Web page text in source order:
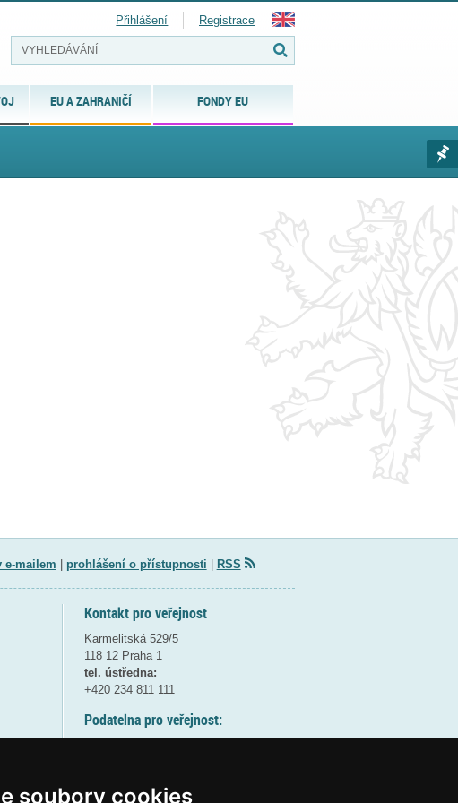
soubory cookies
EU A ZAHRANIČÍ FONDY EU
Přihlášení Registrace
e-mailem prohlášení o přístupnosti RSS
Kontakt pro veřejnost
Karmelitská 529/5
118 12 Praha 1
tel. ústředna:
+420 234 811 111
Podatelna pro veřejnost: